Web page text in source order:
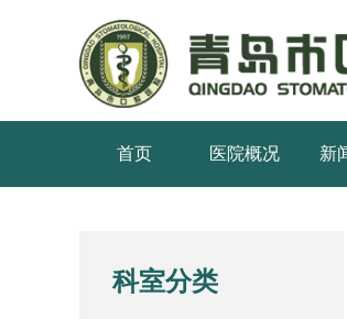
首页 医院概况 新
科室分类